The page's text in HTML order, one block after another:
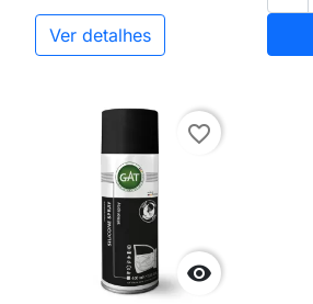
Ver detalhes

favorite_border